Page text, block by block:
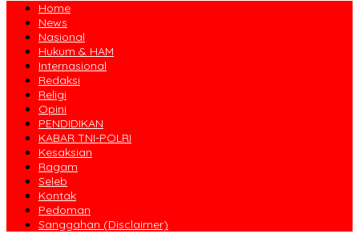
Home
News
Nasional
Hukum & HAM
Internasional
Redaksi
Religi
Opini
PENDIDIKAN
KABAR TNI-POLRI
Kesaksian
Ragam
Seleb
Kontak
Pedoman
Sanggahan (Disclaimer)